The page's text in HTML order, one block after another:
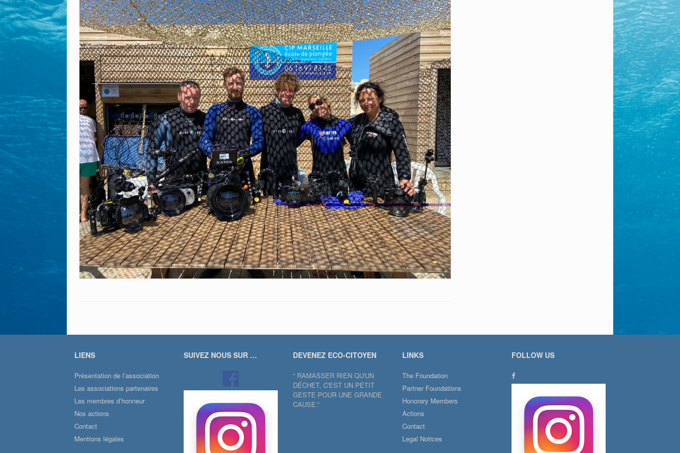
LIENS
Présentation de l’association
Les associations partenaires
Les membres d’honneur
Nos actions
Contact
Mentions légales
SUIVEZ NOUS SUR … DEVENEZ ECO-CITOYEN
“ RAMASSER RIEN QU'UN
DÉCHET, C'EST UN PETIT
GESTE POUR UNE GRANDE
CAUSE.”
LINKS
The Foundation
Partner Foundations
Honorary Members
Actions
Contact
Legal Notices
FOLLOW US